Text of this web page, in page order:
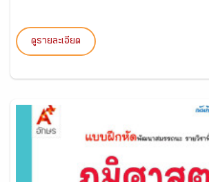
ดูรายละเอียด